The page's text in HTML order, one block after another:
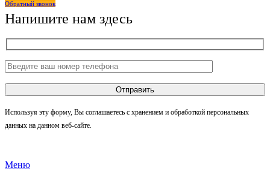
Обратный звонок
Напишите нам здесь
Используя эту форму, Вы соглашаетесь с хранением и обработкой персональных
данных на данном веб-сайте.
Меню